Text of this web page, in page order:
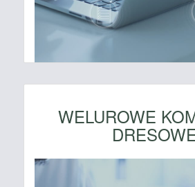
WELUROWE